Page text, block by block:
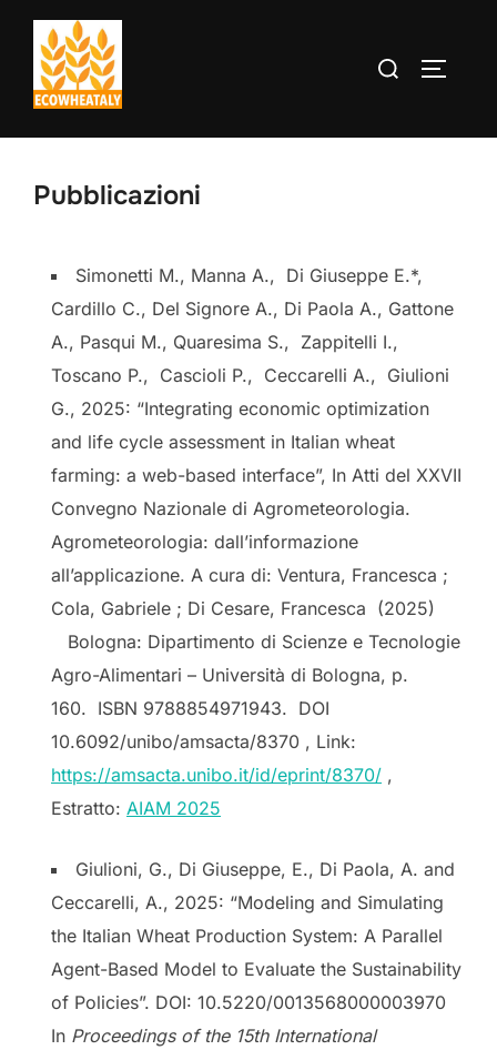
Salta
contenuto
Cerca
Pubblicazioni
Simonetti M., Manna A., Di Giuseppe E.*,
Cardillo C., Del Signore A., Di Paola A., Gattone
A., Pasqui M., Quaresima S., Zappitelli I.,
Toscano P., Cascioli P., Ceccarelli A., Giulioni
G., 2025: “Integrating economic optimization
and life cycle assessment in Italian wheat
farming: a web-based interface”, In Atti del XXVII
Convegno Nazionale di Agrometeorologia.
Agrometeorologia: dall’informazione
all’applicazione. A cura di: Ventura, Francesca ;
Cola, Gabriele ; Di Cesare, Francesca (2025)
Bologna: Dipartimento di Scienze e Tecnologie
Agro-Alimentari – Università di Bologna, p.
160. ISBN 9788854971943. DOI
10.6092/unibo/amsacta/8370 , Link:
https://amsacta.unibo.it/id/eprint/8370/ ,
Estratto: AIAM 2025
Giulioni, G., Di Giuseppe, E., Di Paola, A. and
Ceccarelli, A., 2025: “Modeling and Simulating
the Italian Wheat Production System: A Parallel
Agent-Based Model to Evaluate the Sustainability
of Policies”. DOI: 10.5220/0013568000003970
In Proceedings of the 15th International